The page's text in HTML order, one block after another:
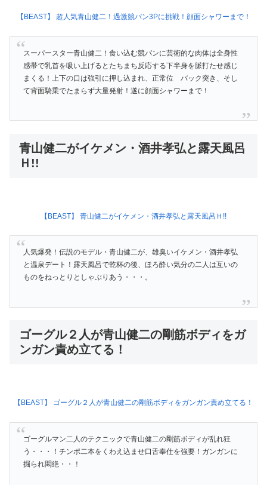
【BEAST】 超人気青山健二！過激競パン3Pに挑戦！顔面シャワーまで！
スーパースター青山健二！食い込む競パンに芸術的な肉体は全身性
感帯で乳首を吸い上げるとたちまち反応する下半身を脈打たせ感じ
まくる！上下の口は強引に押し込まれ、正常位 バック突き、そし
て背面騎乗でたまらず大量発射！遂に顔面シャワーまで！
青山健二がイケメン・酒井孝弘と露天風呂
Ｈ!!
【BEAST】 青山健二がイケメン・酒井孝弘と露天風呂Ｈ!!
人気爆発！伝説のモデル・青山健二が、雄臭いイケメン・酒井孝弘
と温泉デート！露天風呂で乾杯の後、ほろ酔い気分の二人は互いの
ものをねっとりとしゃぶりあう・・・。
ゴーグル２人が青山健二の剛筋ボディをガ
ンガン責め立てる！
【BEAST】 ゴーグル２人が青山健二の剛筋ボディをガンガン責め立てる！
ゴーグルマン二人のテクニックで青山健二の剛筋ボディが乱れ狂
う・・・！チンポ二本をくわえ込ませ口舌奉仕を強要！ガンガンに
掘られ悶絶・・！